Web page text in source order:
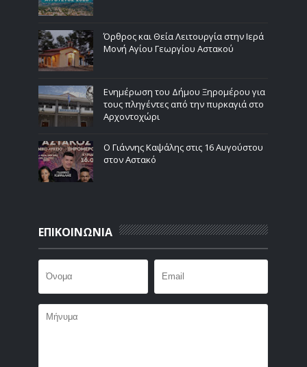
Όρθρος και Θεία Λειτουργία στην Ιερά
Μονή Αγίου Γεωργίου Αστακού
Ενημέρωση του Δήμου Ξηρομέρου για
τους πληγέντες από την πυρκαγιά στο
Αρχοντοχώρι
Ο Γιάννης Καψάλης στις 16 Αυγούστου
στον Αστακό
ΕΠΙΚΟΙΝΩΝΙΑ